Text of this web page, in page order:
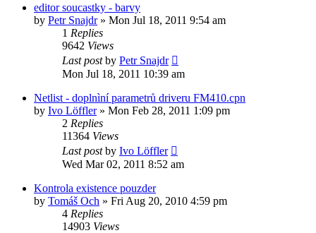
editor soucastky - barvy
by Petr Snajdr» Mon Jul 18, 2011 9:54 am
1 Replies
9642 Views
Last postby Petr Snajdr
Mon Jul 18, 2011 10:39 am
Netlist - doplnìní parametrů driveru FM410.cpn
by Ivo Löffler» Mon Feb 28, 2011 1:09 pm
2 Replies
11364 Views
Last postby Ivo Löffler
Wed Mar 02, 2011 8:52 am
Kontrola existence pouzder
by Tomáš Och » Fri Aug 20, 2010 4:59 pm
4 Replies
14903 Views